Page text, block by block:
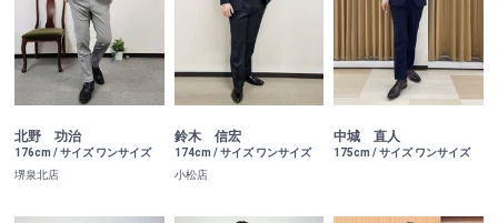
北野 功治
176cm / サイズ ワンサイズ
堺泉北店
鈴木 信宏
174cm / サイズ ワンサイズ
小松店
中城 直人
175cm / サイズ ワンサイズ